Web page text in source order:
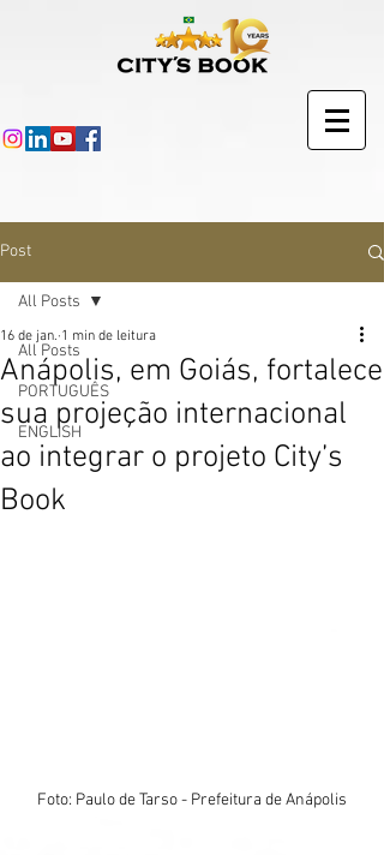
Post
All Posts
PORTUGUÊS
ENGLISH
All Posts
Anápolis, em Goiás, fortalece
sua projeção internacional
ao integrar o projeto City’s
Book
16 de jan. 1 min de leitura
Foto: Paulo de Tarso - Prefeitura de Anápolis